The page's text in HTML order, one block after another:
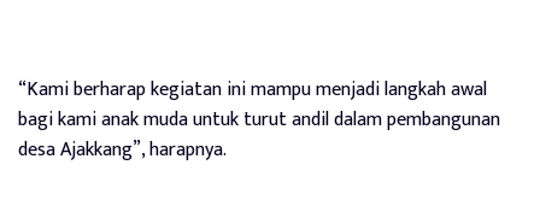
“Kami berharap kegiatan ini mampu menjadi langkah awal
bagi kami anak muda untuk turut andil dalam pembangunan
desa Ajakkang”, harapnya.